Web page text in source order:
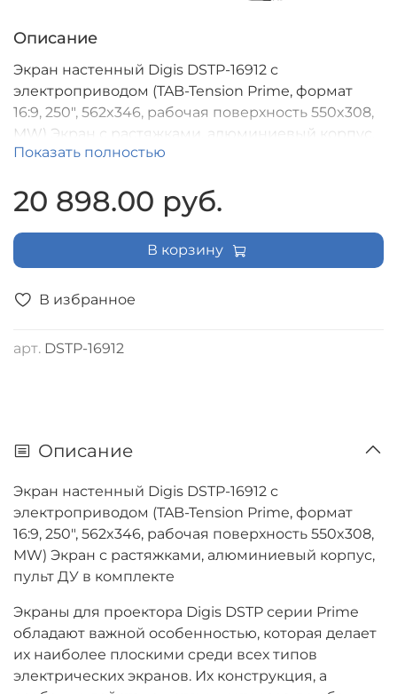
В избранное
арт. DSTP-16912
Описание
Экран настенный Digis DSTP-16912 с
электроприводом (TAB-Tension Prime, формат
16:9, 250", 562x346, рабочая поверхность 550x308,
MW) Экран с растяжками, алюминиевый корпус,
пульт ДУ в комплекте
Показать полностью
20 898.00 руб.
В корзину
Описание
Экран настенный Digis DSTP-16912 с
электроприводом (TAB-Tension Prime, формат
16:9, 250", 562x346, рабочая поверхность 550x308,
MW) Экран с растяжками, алюминиевый корпус,
пульт ДУ в комплекте
Экраны для проектора Digis DSTP серии Prime
обладают важной особенностью, которая делает
их наиболее плоскими среди всех типов
электрических экранов. Их конструкция, а